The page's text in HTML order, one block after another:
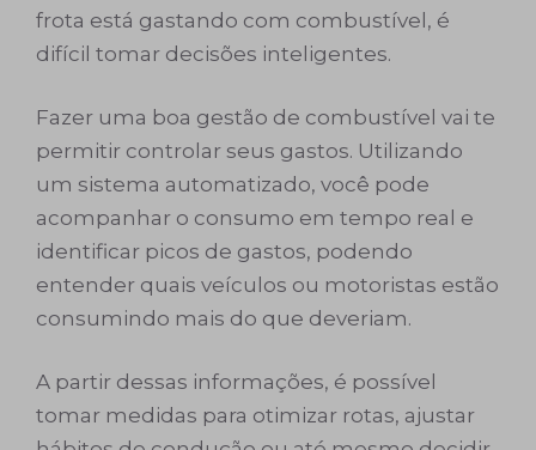
frota está gastando com combustível, é
difícil tomar decisões inteligentes.
Fazer uma boa gestão de combustível vai te
permitir controlar seus gastos. Utilizando
um sistema automatizado, você pode
acompanhar o consumo em tempo real e
identificar picos de gastos, podendo
entender quais veículos ou motoristas estão
consumindo mais do que deveriam.
A partir dessas informações, é possível
tomar medidas para otimizar rotas, ajustar